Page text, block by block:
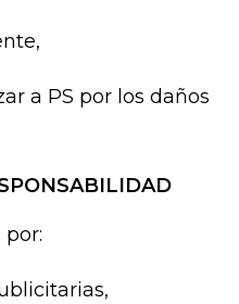
a PS por los daños
por: